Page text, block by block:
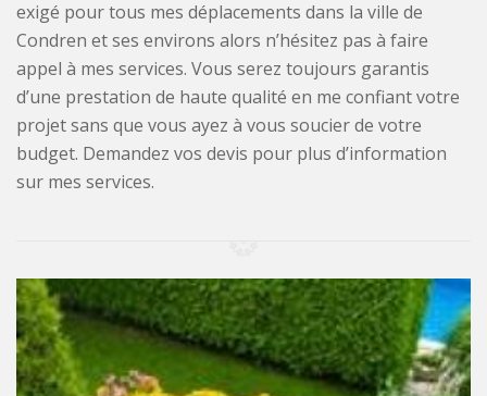
exigé pour tous mes déplacements dans la ville de
Condren et ses environs alors n’hésitez pas à faire
appel à mes services. Vous serez toujours garantis
d’une prestation de haute qualité en me confiant votre
projet sans que vous ayez à vous soucier de votre
budget. Demandez vos devis pour plus d’information
sur mes services.